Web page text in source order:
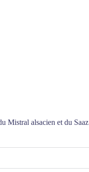
Mistral alsacien et du Saaz